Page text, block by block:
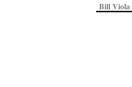
Bill Viola